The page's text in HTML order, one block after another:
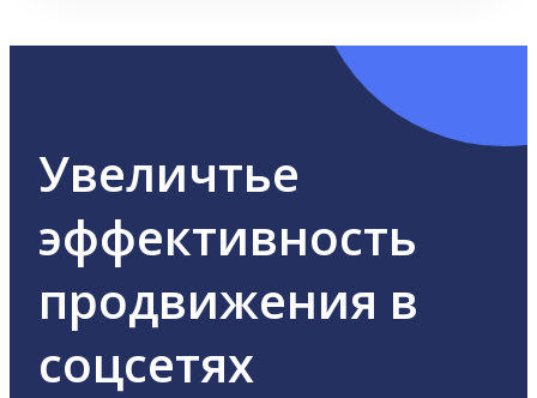
Увеличтье
эффективность
продвижения в
соцсетях